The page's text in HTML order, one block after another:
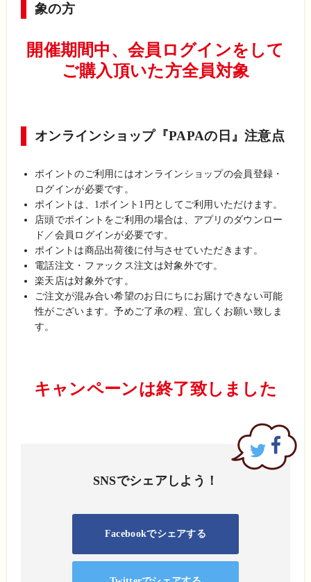
象の方
開催期間中、会員ログインをして
ご購入頂いた方全員対象
オンラインショップ『PAPAの日』注意点
ポイントのご利用にはオンラインショップの会員登録・
ログインが必要です。
ポイントは、1ポイント1円としてご利用いただけます。
店頭でポイントをご利用の場合は、アプリのダウンロー
ド／会員ログインが必要です。
ポイントは商品出荷後に付与させていただきます。
電話注文・ファックス注文は対象外です。
楽天店は対象外です。
ご注文が混み合い希望のお日にちにお届けできない可能
性がございます。予めご了承の程、宜しくお願い致しま
す。
キャンペーンは終了致しました
SNSでシェアしよう！
Facebookでシェアする